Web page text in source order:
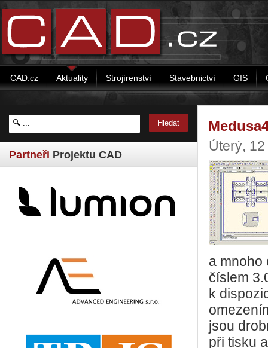
CAD.cz Aktuality Strojírenství Stavebnictví GIS
Partneři Projektu CAD
Úterý,
a mnoho
číslem
k
jsou
při tisku